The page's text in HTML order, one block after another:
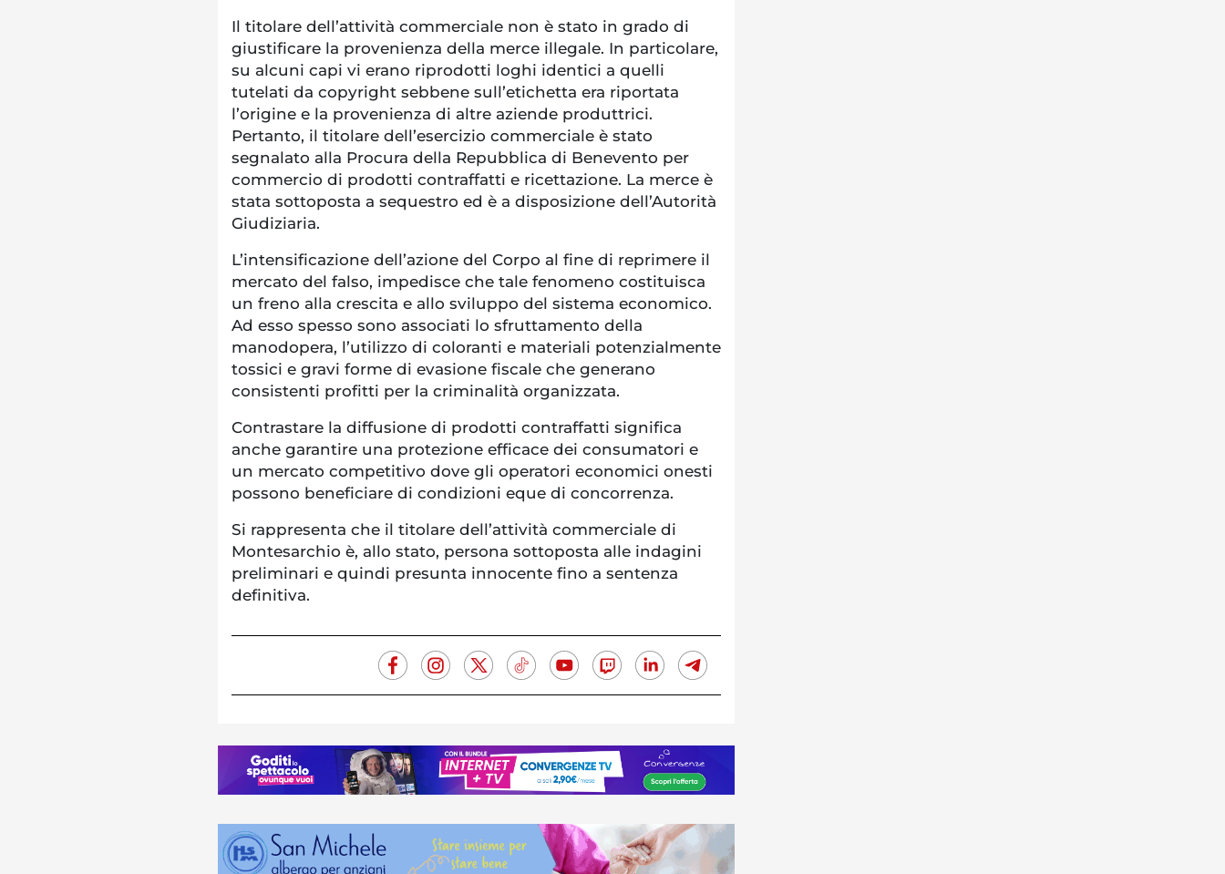
Il titolare dell’attività commerciale non è stato in grado di
giustificare la provenienza della merce illegale. In particolare,
su alcuni capi vi erano riprodotti loghi identici a quelli
tutelati da copyright sebbene sull’etichetta era riportata
l’origine e la provenienza di altre aziende produttrici.
Pertanto, il titolare dell’esercizio commerciale è stato
segnalato alla Procura della Repubblica di Benevento per
commercio di prodotti contraffatti e ricettazione. La merce è
stata sottoposta a sequestro ed è a disposizione dell’Autorità
Giudiziaria.
L’intensificazione dell’azione del Corpo al fine di reprimere il
mercato del falso, impedisce che tale fenomeno costituisca
un freno alla crescita e allo sviluppo del sistema economico.
Ad esso spesso sono associati lo sfruttamento della
manodopera, l’utilizzo di coloranti e materiali potenzialmente
tossici e gravi forme di evasione fiscale che generano
consistenti profitti per la criminalità organizzata.
Contrastare la diffusione di prodotti contraffatti significa
anche garantire una protezione efficace dei consumatori e
un mercato competitivo dove gli operatori economici onesti
possono beneficiare di condizioni eque di concorrenza.
Si rappresenta che il titolare dell’attività commerciale di
Montesarchio è, allo stato, persona sottoposta alle indagini
preliminari e quindi presunta innocente fino a sentenza
definitiva.